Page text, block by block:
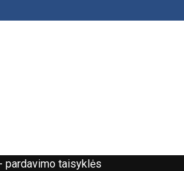
pardavimo taisyklės